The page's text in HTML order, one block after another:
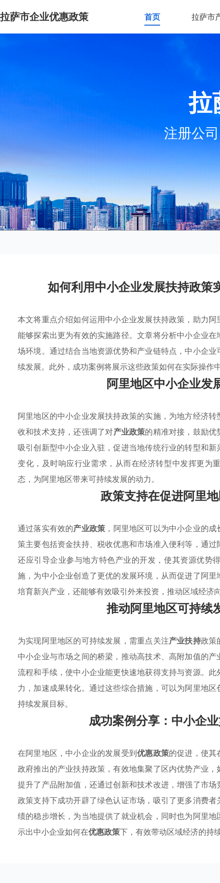
拉萨市企业优惠政策 首页 拉萨市
拉
注册公
如何利用中小企业发展扶持政策
本文将重点介绍如何运用中小企业发展扶持政策，助力
能够探索出更为有效的实施路径。文章将分析中小企业
场环境。通过结合当地资源优势和产业链特点，中小企
续发展。此外，成功案例将展示这些政策如何在实际操作
阿里地区中小企业发
阿里地区的中小企业发展扶持政策的实施，为地方经济
收和技术支持，还强调了对产业政策的精准对接，鼓励
吸引创新型中小企业入驻，促进当地传统行业的转型和
变化，及时响应行业需求，从而在经济转型中发挥更为
态，为阿里地区带来可持续发展的动力。
政策支持在促进阿里
通过落实有效的产业政策 ，阿里地区可以为中小企业的
策主要包括资金扶持、税收优惠和市场准入便利等，通
还应引导企业参与地方特色产业的开发，使其资源优势
施，为中小企业创造了更优的发展环境，从而促进了阿
培育新兴产业，还能够有效吸引外来投资，推动区域经济
推动阿里地区可持续
为实现阿里地区的可持续发展，需重点关注产业扶持政策
中小企业与市场之间的桥梁，推动高技术、高附加值的
流程和手续，使中小企业能更快速地获得支持与资源。
力，加速成果转化。通过这些综合措施，可以为阿里地
持续发展目标。
成功案例分享：中小企
在阿里地区，中小企业的发展受到优惠政策的促进，使其
政府推出的产业扶持政策，有效地集聚了区内优势产业
提升了产品附加值，还通过创新和技术改进，增强了市
政策支持下成功开辟了绿色认证市场，吸引了更多消费
绩的稳步增长，为当地提供了就业机会，同时也为阿里
示出中小企业如何在优惠政策下，有效带动区域经济的持